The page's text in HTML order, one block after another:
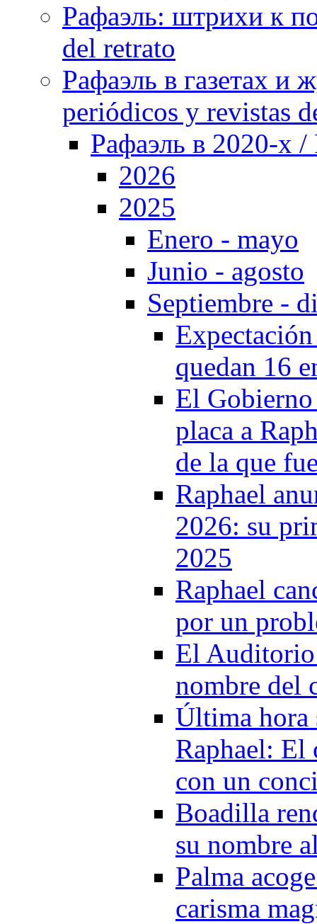
Рафаэль: штрихи к
del retrato
Рафаэль в газетах и
periódicos y revistas
Рафаэль в 2020-х /
2026
2025
Enero - mayo
Junio - agosto
Septiembre -
quedan 16
El
placa a
de la que
Raphael
2026: su
2025
Raphael
por un
El
nombre del
Última hora
Raphael: El
con un
Boadilla
su nombre
Palma
carisma